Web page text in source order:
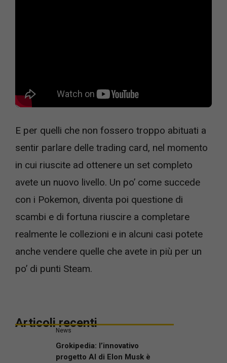
E per quelli che non fossero troppo abituati a
sentir parlare delle trading card, nel momento
in cui riuscite ad ottenere un set completo
avete un nuovo livello. Un po’ come succede
con i Pokemon, diventa poi questione di
scambi e di fortuna riuscire a completare
realmente le collezioni e in alcuni casi potete
anche vendere quelle che avete in più per un
po’ di punti Steam.
Articoli recenti
News
Grokipedia: l’innovativo
progetto AI di Elon Musk è